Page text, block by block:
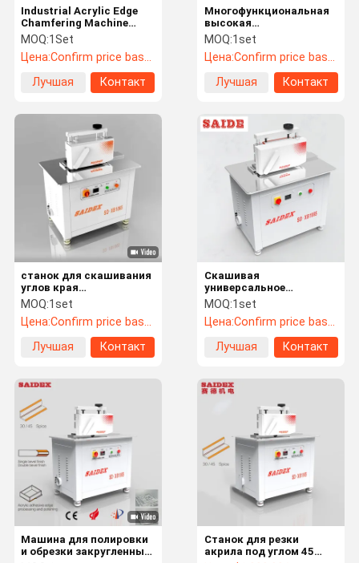
Домой Продукты
Экскурсия
По Заводу
Многофункциональная
высокая
эффективность станка
для скашивания углов
200KG 3KW края
MOQ:1set
Цена:Confirm price based on product
Лучшая
Контакт
Industrial Acrylic Edge
Chamfering Machine
Multifunctional 220V
MOQ:1Set
Цена:Confirm price based on product
Лучшая
Контакт
Скашивая
универсальное
акрилового станка для
скашивания углов края
практически
MOQ:1set
Цена:Confirm price based on product
Лучшая
Контакт
станок для скашивания
углов края
1000x650x1260mm
прочный для
поверхностной отделки
MOQ:1set
Цена:Confirm price based on product
Лучшая
Контакт
Станок для резки
акрила под углом 45
Машина для полировки
и обрезки закругленных